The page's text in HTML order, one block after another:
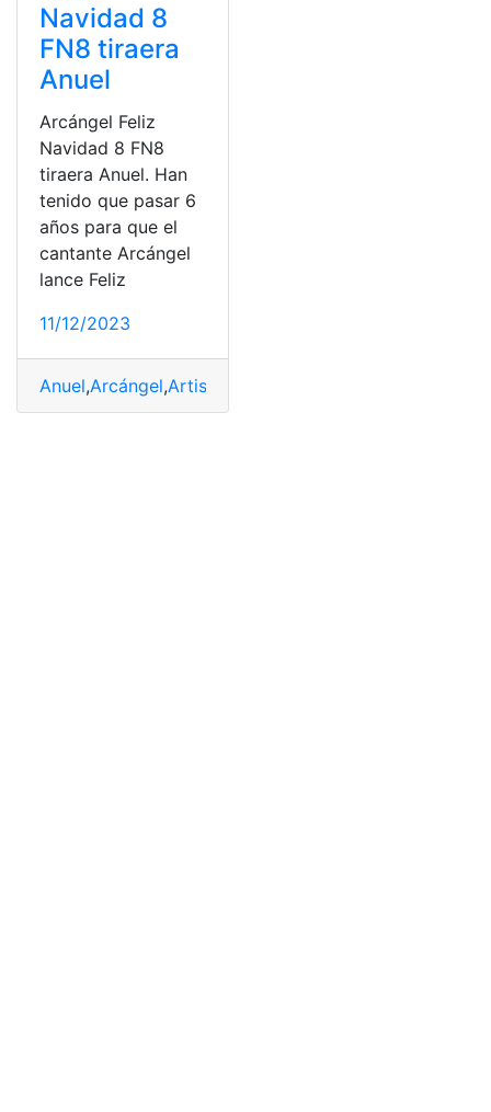
Navidad 8
FN8 tiraera
Anuel
Arcángel Feliz
Navidad 8 FN8
tiraera Anuel. Han
tenido que pasar 6
años para que el
cantante Arcángel
lance Feliz
11/12/2023
Anuel,Arcángel,Artistas